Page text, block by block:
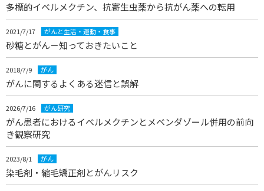
多標的イベルメクチン、抗寄生虫薬から抗がん薬への転用
2021/7/17 がんと生活・運動・食事
砂糖とがん－知っておきたいこと
2018/7/9 がん
がんに関するよくある迷信と誤解
2026/7/16 がん研究
がん患者におけるイベルメクチンとメベンダゾール併用の前向
き観察研究
2023/8/1 がん
染毛剤・縮毛矯正剤とがんリスク